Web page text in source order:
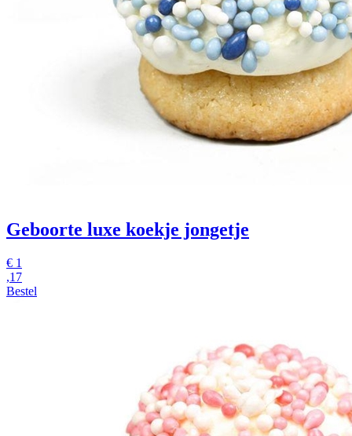
Geboorte luxe koekje jongetje
€ 1
,17
Bestel